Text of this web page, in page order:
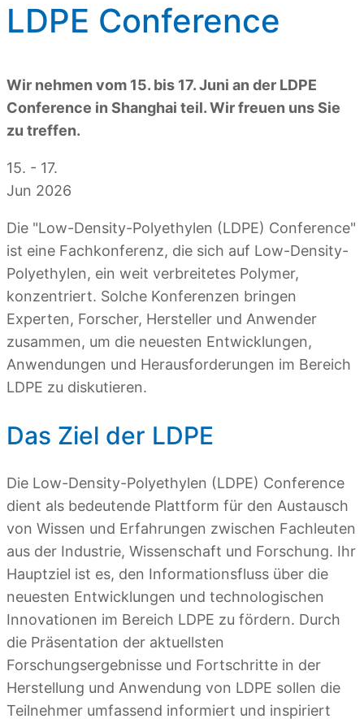
LDPE Conference
Wir nehmen vom 15. bis 17. Juni an der LDPE
Conference in Shanghai teil. Wir freuen uns Sie
zu treffen.
15. - 17.
Jun 2026
Die "Low-Density-Polyethylen (LDPE) Conference"
ist eine Fachkonferenz, die sich auf Low-Density-
Polyethylen, ein weit verbreitetes Polymer,
konzentriert. Solche Konferenzen bringen
Experten, Forscher, Hersteller und Anwender
zusammen, um die neuesten Entwicklungen,
Anwendungen und Herausforderungen im Bereich
LDPE zu diskutieren.
Das Ziel der LDPE
Die Low-Density-Polyethylen (LDPE) Conference
dient als bedeutende Plattform für den Austausch
von Wissen und Erfahrungen zwischen Fachleuten
aus der Industrie, Wissenschaft und Forschung. Ihr
Hauptziel ist es, den Informationsfluss über die
neuesten Entwicklungen und technologischen
Innovationen im Bereich LDPE zu fördern. Durch
die Präsentation der aktuellsten
Forschungsergebnisse und Fortschritte in der
Herstellung und Anwendung von LDPE sollen die
Teilnehmer umfassend informiert und inspiriert